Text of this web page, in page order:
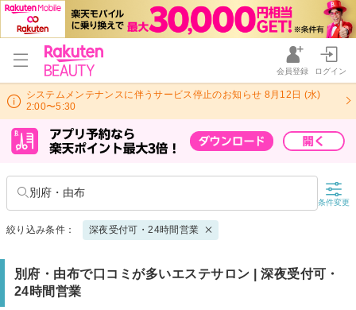
会員登録 ログイン
システムメンテナンスに伴うサービス停止のお知らせ 8月12日 (水)
2:00〜5:30
別府・由布
条件変更
絞り込み条件： 深夜受付可・24時間営業
別府・由布で口コミが多いエステサロン | 深夜受付可・
24時間営業